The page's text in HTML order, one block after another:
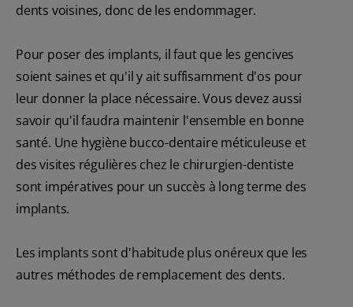
dents voisines, donc de les endommager.
Pour poser des implants, il faut que les gencives
soient saines et qu'il y ait suffisamment d'os pour
leur donner la place nécessaire. Vous devez aussi
savoir qu'il faudra maintenir l'ensemble en bonne
santé. Une hygiène bucco-dentaire méticuleuse et
des visites régulières chez le chirurgien-dentiste
sont impératives pour un succès à long terme des
implants.
Les implants sont d'habitude plus onéreux que les
autres méthodes de remplacement des dents.